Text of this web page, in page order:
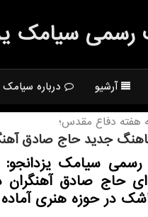
رسمی سیامك
آرشیو درباره سیامک
هفته دفاع مقدس؛
جدید حاج صادق
سیامك
حاج صادق
در حوزه هنری